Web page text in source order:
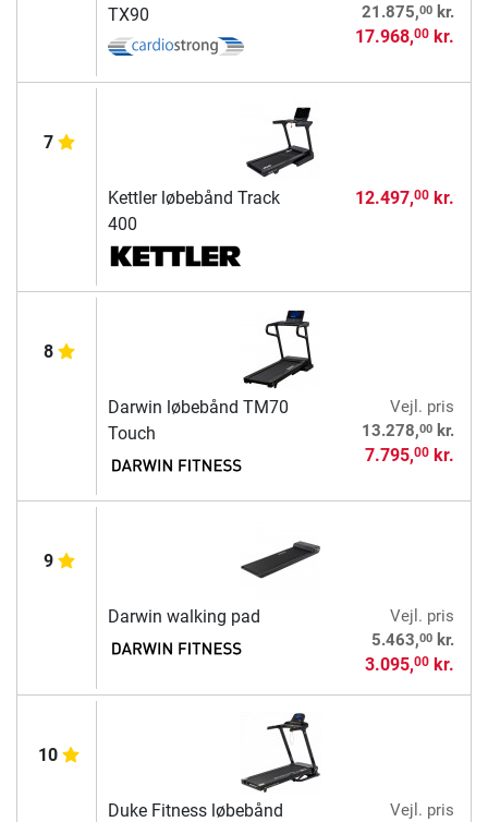
TX90
21.875,00kr.
17.968,00kr.
7
Kettler løbebånd Track
400
12.497,00kr.
8
Darwin løbebånd TM70
Touch
Vejl. pris
13.278,00kr.
7.795,00kr.
9
Darwin walking pad
Vejl. pris
5.463,00kr.
3.095,00kr.
10
Duke Fitness løbebånd
Vejl. pris